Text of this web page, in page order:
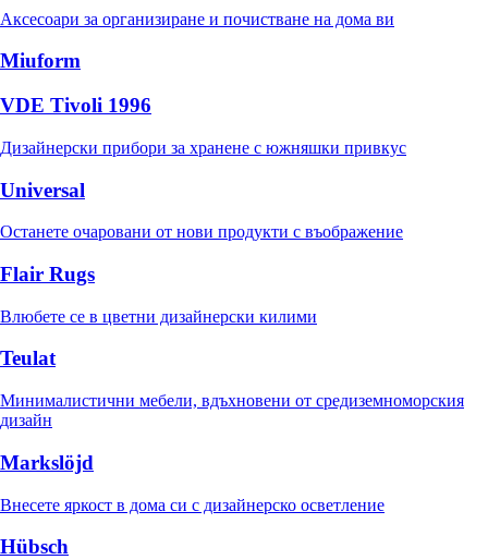
Аксесоари за организиране и почистване на дома ви
Miuform
VDE Tivoli 1996
Дизайнерски прибори за хранене с южняшки привкус
Universal
Останете очаровани от нови продукти с въображение
Flair Rugs
Влюбете се в цветни дизайнерски килими
Teulat
Минималистични мебели, вдъхновени от средиземноморския
дизайн
Markslöjd
Внесете яркост в дома си с дизайнерско осветление
Hübsch